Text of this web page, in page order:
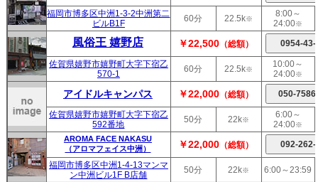
福岡市博多区中洲1-3-2中洲第二
ビルB1F
60分 22.5k※
8:00～
24:00※
風俗王 嬉野店 ￥22,500 （総額）
佐賀県嬉野市嬉野町大字下宿乙
570-1
60分 22.5k※
10:00～
24:00※
アイドルキャンパス ￥22,000 （総額）
佐賀県嬉野市嬉野町大字下宿乙
592番地
50分 22k※
6:00～
24:00※
AROMA FACE NAKASU
（アロマフェイス中洲）
￥22,000 （総額）
福岡市博多区中洲1-4-13マンマ
ン中洲ビル1F B店舗
50分 22k※ 6:00～23:59